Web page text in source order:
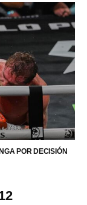
POR DECISIÓN